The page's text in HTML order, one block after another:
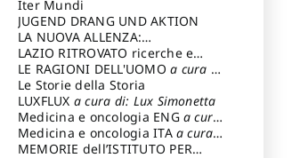
conservazione d’arte
Fondazione Paola Droghetti onlus
Iter Mundi
JUGEND DRANG UND AKTION
LA NUOVA ALLENZA:
ARCHITETTURA & AMBIENTE
LAZIO RITROVATO ricerche e
restauri
LE RAGIONI DELL'UOMOa cura di:
Lombardi Satriani Luigi
Le Storie della Storia
LUXFLUX a cura di: Lux Simonetta
Medicina e oncologia ENG a cura
di: Lopez Massimo
Medicina e oncologia ITA a cura
di: Lopez Massimo
MEMORIE dell’ISTITUTO PER